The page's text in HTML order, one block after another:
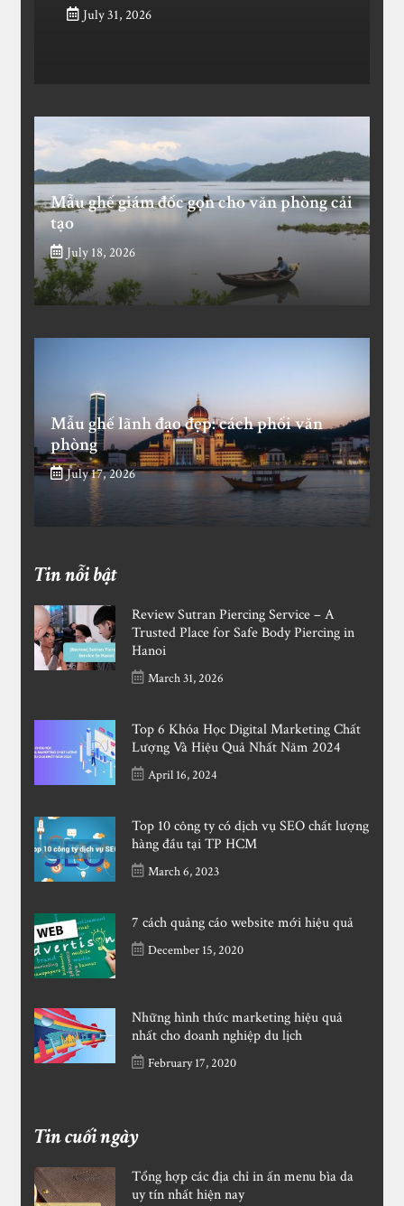
July 31, 2026
Mẫu ghế giám đốc gọn cho văn phòng cải
tạo
July 18, 2026
Mẫu ghế lãnh đạo đẹp: cách phối văn
phòng
July 17, 2026
Tin nỗi bật
Review Sutran Piercing Service – A
Trusted Place for Safe Body Piercing in
Hanoi
March 31, 2026
Top 6 Khóa Học Digital Marketing Chất
Lượng Và Hiệu Quả Nhất Năm 2024
April 16, 2024
Top 10 công ty có dịch vụ SEO chất lượng
hàng đầu tại TP HCM
March 6, 2023
7 cách quảng cáo website mới hiệu quả
December 15, 2020
Những hình thức marketing hiệu quả
nhất cho doanh nghiệp du lịch
February 17, 2020
Tin cuối ngày
Tổng hợp các địa chỉ in ấn menu bìa da
uy tín nhất hiện nay